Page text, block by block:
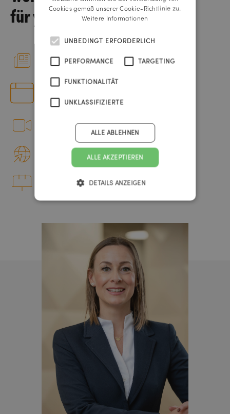
für young.hope
Anzeigen
Website
TV-Spots
Onlinebanner
Plakate
Cookies gemäß unserer Cookie-Richtlinie zu.
Weitere Informationen
UNBEDINGT ERFORDERLICH
PERFORMANCE TARGETING
FUNKTIONALITÄT
UNKLASSIFIZIERTE
ALLE AKZEPTIEREN
ALLE ABLEHNEN
DETAILS ANZEIGEN